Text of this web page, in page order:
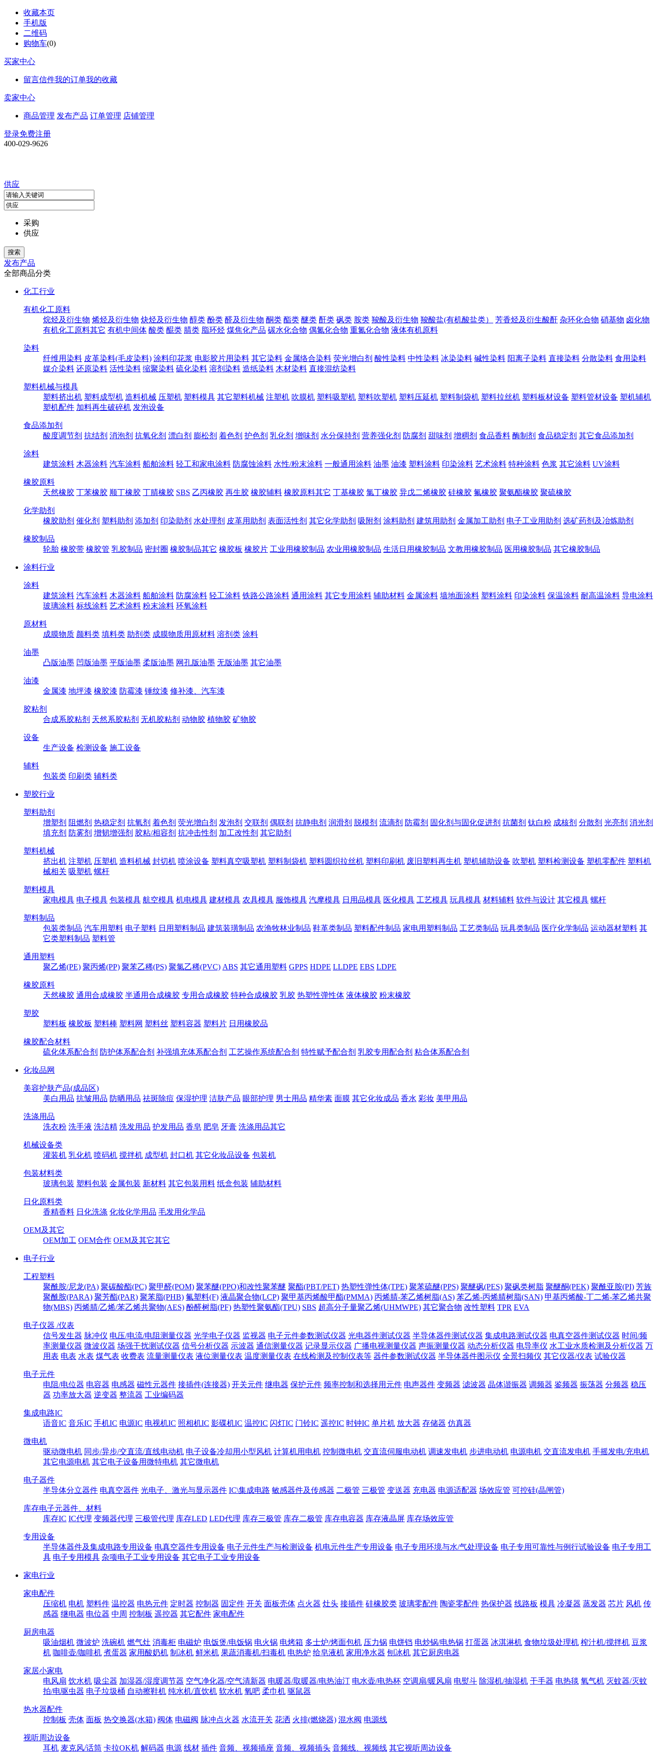
收藏本页
手机版
二维码
购物车(0)
买家中心
留言信件我的订单我的收藏
卖家中心
商品管理 发布产品 订单管理 店铺管理
登录免费注册
400-029-9626
供应
采购
供应
发布产品
全部商品分类
化工行业
有机化工原料
烷烃及衍生物 烯烃及衍生物 炔烃及衍生物 醇类 酚类 醛及衍生物 酮类 酯类 醚类 酐类 砜类 胺类 羧酸及衍生物 羧酸盐(有机酸盐类） 芳香烃及衍生酸酐 杂环化合物 硝基物 卤化物
有机化工原料其它 有机中间体 酸类 醌类 腈类 脂环烃 煤焦化产品 碳水化合物 偶氮化合物 重氮化合物 液体有机原料
染料
纤维用染料 皮革染料(毛皮染料) 涂料印花浆 电影胶片用染料 其它染料 金属络合染料 荧光增白剂 酸性染料 中性染料 冰染染料 碱性染料 阳离子染料 直接染料 分散染料 食用染料
媒介染料 还原染料 活性染料 缩聚染料 硫化染料 溶剂染料 造纸染料 木材染料 直接混纺染料
塑料机械与模具
塑料挤出机 塑料成型机 造料机械 压塑机 塑料模具 其它塑料机械 注塑机 吹膜机 塑料吸塑机 塑料吹塑机 塑料压延机 塑料制袋机 塑料拉丝机 塑料板材设备 塑料管材设备 塑机辅机
塑机配件 加料再生破碎机 发泡设备
食品添加剂
酸度调节剂 抗结剂 消泡剂 抗氧化剂 漂白剂 膨松剂 着色剂 护色剂 乳化剂 增味剂 水分保持剂 营养强化剂 防腐剂 甜味剂 增稠剂 食品香料 酶制剂 食品稳定剂 其它食品添加剂
涂料
建筑涂料 木器涂料 汽车涂料 船舶涂料 轻工和家电涂料 防腐蚀涂料 水性/粉末涂料 一般通用涂料 油墨 油漆 塑料涂料 印染涂料 艺术涂料 特种涂料 色浆 其它涂料 UV涂料
橡胶原料
天然橡胶 丁苯橡胶 顺丁橡胶 丁腈橡胶 SBS 乙丙橡胶 再生胶 橡胶辅料 橡胶原料其它 丁基橡胶 氯丁橡胶 异戊二烯橡胶 硅橡胶 氟橡胶 聚氨酯橡胶 聚硫橡胶
化学助剂
橡胶助剂 催化剂 塑料助剂 添加剂 印染助剂 水处理剂 皮革用助剂 表面活性剂 其它化学助剂 吸附剂 涂料助剂 建筑用助剂 金属加工助剂 电子工业用助剂 选矿药剂及冶炼助剂
橡胶制品
轮胎 橡胶带 橡胶管 乳胶制品 密封圈 橡胶制品其它 橡胶板 橡胶片 工业用橡胶制品 农业用橡胶制品 生活日用橡胶制品 文教用橡胶制品 医用橡胶制品 其它橡胶制品
涂料行业
涂料
建筑涂料 汽车涂料 木器涂料 船舶涂料 防腐涂料 轻工涂料 铁路公路涂料 通用涂料 其它专用涂料 辅助材料 金属涂料 墙地面涂料 塑料涂料 印染涂料 保温涂料 耐高温涂料 导电涂料
玻璃涂料 标线涂料 艺术涂料 粉末涂料 环氧涂料
原材料
成膜物质 颜料类 填料类 助剂类 成膜物质用原材料 溶剂类 涂料
油墨
凸版油墨 凹版油墨 平版油墨 柔版油墨 网孔版油墨 无版油墨 其它油墨
油漆
金属漆 地坪漆 橡胶漆 防霉漆 锤纹漆 修补漆、汽车漆
胶粘剂
合成系胶粘剂 天然系胶粘剂 无机胶粘剂 动物胶 植物胶 矿物胶
设备
生产设备 检测设备 施工设备
辅料
包装类 印刷类 辅料类
塑胶行业
塑料助剂
增塑剂 阻燃剂 热稳定剂 抗氧剂 着色剂 荧光增白剂 发泡剂 交联剂 偶联剂 抗静电剂 润滑剂 脱模剂 流滴剂 防霉剂 固化剂与固化促进剂 抗菌剂 钛白粉 成核剂 分散剂 光亮剂 消光剂
填充剂 防雾剂 增韧增强剂 胶粘/相容剂 抗冲击性剂 加工改性剂 其它助剂
塑料机械
挤出机 注塑机 压塑机 造料机械 封切机 喷涂设备 塑料真空吸塑机 塑料制袋机 塑料圆织拉丝机 塑料印刷机 废旧塑料再生机 塑机辅助设备 吹塑机 塑料检测设备 塑机零配件 塑料机
械相关 吸塑机 螺杆
塑料模具
家电模具 电子模具 包装模具 航空模具 机电模具 建材模具 农具模具 服饰模具 汽摩模具 日用品模具 医化模具 工艺模具 玩具模具 材料辅料 软件与设计 其它模具 螺杆
塑料制品
包装类制品 汽车用塑料 电子塑料 日用塑料制品 建筑装璜制品 农渔牧林业制品 鞋革类制品 塑料配件制品 家电用塑料制品 工艺类制品 玩具类制品 医疗化学制品 运动器材塑料 其
它类塑料制品 塑料管
通用塑料
聚乙烯(PE) 聚丙烯(PP) 聚苯乙稀(PS) 聚氯乙稀(PVC) ABS 其它通用塑料 GPPS HDPE LLDPE EBS LDPE
橡胶原料
天然橡胶 通用合成橡胶 半通用合成橡胶 专用合成橡胶 特种合成橡胶 乳胶 热塑性弹性体 液体橡胶 粉末橡胶
塑胶
塑料板 橡胶板 塑料棒 塑料网 塑料丝 塑料容器 塑料片 日用橡胶品
橡胶配合材料
硫化体系配合剂 防护体系配合剂 补强填充体系配合剂 工艺操作系统配合剂 特性赋予配合剂 乳胶专用配合剂 粘合体系配合剂
化妆品网
美容护肤产品(成品区)
美白用品 抗皱用品 防晒用品 祛斑除痘 保湿护理 洁肤产品 眼部护理 男士用品 精华素 面膜 其它化妆成品 香水 彩妆 美甲用品
洗涤用品
洗衣粉 洗手液 洗洁精 洗发用品 护发用品 香皂 肥皂 牙膏 洗涤用品其它
机械设备类
灌装机 乳化机 喷码机 搅拌机 成型机 封口机 其它化妆品设备 包装机
包装材料类
玻璃包装 塑料包装 金属包装 新材料 其它包装用料 纸盒包装 辅助材料
日化原料类
香精香料 日化洗涤 化妆化学用品 毛发用化学品
OEM及其它
OEM加工 OEM合作 OEM及其它其它
电子行业
工程塑料
聚酰胺/尼龙(PA) 聚碳酸酯(PC) 聚甲醛(POM) 聚苯醚(PPO)和改性聚苯醚 聚酯(PBT/PET) 热塑性弹性体(TPE) 聚苯硫醚(PPS) 聚醚砜(PES) 聚砜类树脂 聚醚酮(PEK) 聚酰亚胺(PI) 芳族
聚酰胺(PARA) 聚芳酯(PAR) 聚苯脂(PHB) 氟塑料(F) 液晶聚合物(LCP) 聚甲基丙烯酸甲酯(PMMA) 丙烯腈-苯乙烯树脂(AS) 苯乙烯-丙烯腈树脂(SAN) 甲基丙烯酸-丁二烯-苯乙烯共聚
物(MBS) 丙烯腈/乙烯/苯乙烯共聚物(AES) 酚醛树脂(PF) 热塑性聚氨酯(TPU) SBS 超高分子量聚乙烯(UHMWPE) 其它聚合物 改性塑料 TPR EVA
电子仪器 /仪表
信号发生器 脉冲仪 电压/电流/电阻测量仪器 光学电子仪器 监视器 电子元件参数测试仪器 光电器件测试仪器 半导体器件测试仪器 集成电路测试仪器 电真空器件测试仪器 时间/频
率测量仪器 微波仪器 场强干扰测试仪器 信号分析仪器 示波器 通信测量仪器 记录显示仪器 广播电视测量仪器 声振测量仪器 动态分析仪器 电导率仪 水工业水质检测及分析仪器 万
用表 电表 水表 煤气表 收费表 流量测量仪表 液位测量仪表 温度测量仪表 在线检测及控制仪表等 器件参数测试仪器 半导体器件图示仪 全景扫频仪 其它仪器/仪表 试验仪器
电子元件
电阻/电位器 电容器 电感器 磁性元器件 接插件(连接器) 开关元件 继电器 保护元件 频率控制和选择用元件 电声器件 变频器 滤波器 晶体谐振器 调频器 鉴频器 振荡器 分频器 稳压
器 功率放大器 逆变器 整流器 工业编码器
集成电路IC
语音IC 音乐IC 手机IC 电源IC 电视机IC 照相机IC 影碟机IC 温控IC 闪灯IC 门铃IC 遥控IC 时钟IC 单片机 放大器 存储器 仿真器
微电机
驱动微电机 同步/异步/交直流/直线电动机 电子设备冷却用小型风机 计算机用电机 控制微电机 交直流伺服电动机 调速发电机 步进电动机 电源电机 交直流发电机 手摇发电/充电机
其它电源电机 其它电子设备用微特电机 其它微电机
电子器件
半导体分立器件 电真空器件 光电子、激光与显示器件 IC\集成电路 敏感器件及传感器 二极管 三极管 变送器 充电器 电源适配器 场效应管 可控硅(晶闸管)
库存电子元器件、材料
库存IC IC代理 变频器代理 三极管代理 库存LED LED代理 库存三极管 库存二极管 库存电容器 库存液晶屏 库存场效应管
专用设备
半导体器件及集成电路专用设备 电真空器件专用设备 电子元件生产与检测设备 机电元件生产专用设备 电子专用环境与水/气处理设备 电子专用可靠性与例行试验设备 电子专用工
具 电子专用模具 杂项电子工业专用设备 其它电子工业专用设备
家电行业
家电配件
压缩机 电机 塑料件 温控器 电热元件 定时器 控制器 固定件 开关 面板壳体 点火器 灶头 接插件 硅橡胶类 玻璃零配件 陶瓷零配件 热保护器 线路板 模具 冷凝器 蒸发器 芯片 风机 传
感器 继电器 电位器 中周 控制板 遥控器 其它配件 家电配件
厨房电器
吸油烟机 微波炉 洗碗机 燃气灶 消毒柜 电磁炉 电饭煲/电饭锅 电火锅 电烤箱 多士炉/烤面包机 压力锅 电饼铛 电炒锅/电热锅 打蛋器 冰淇淋机 食物垃圾处理机 榨汁机/搅拌机 豆浆
机 咖啡壶/咖啡机 煮蛋器 家用酸奶机 制冰机 鲜米机 果蔬消毒机/扫毒机 电热炉 给皂液机 家用净水器 刨冰机 其它厨房电器
家居小家电
电风扇 饮水机 吸尘器 加湿器/湿度调节器 空气净化器/空气清新器 电暖器/取暖器/电热油汀 电水壶/电热杯 空调扇/暖风扇 电熨斗 除湿机/抽湿机 干手器 电热毯 氧气机 灭蚊器/灭蚊
拍/电驱虫器 电子垃圾桶 自动擦鞋机 纯水机/直饮机 软水机 氧吧 柔巾机 驱鼠器
热水器配件
控制板 壳体 面板 热交换器(水箱) 阀体 电磁阀 脉冲点火器 水流开关 花洒 火排(燃烧器) 混水阀 电源线
视听周边设备
耳机 麦克风/话筒 卡拉OK机 解码器 电源 线材 插件 音频、视频插座 音频、视频插头 音频线、视频线 其它视听周边设备